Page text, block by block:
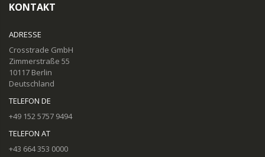
KONTAKT
ADRESSE
Crosstrade GmbH
Zimmerstraße 55
10117 Berlin
Deutschland
TELEFON DE
+49 152 5757 9494
TELEFON AT
+43 664 353 0000